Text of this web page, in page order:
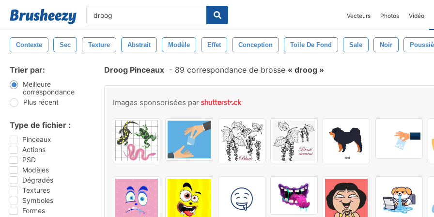
Vecteurs Photos Vidéo
Contexte Sec Texture Abstrait Modèle Effet Conception Toile De Fond Sale Noir
Trier par:
Meilleure
correspondance
Plus récent
Type de fichier :
Pinceaux
Actions
PSD
Modèles
Dégradés
Textures
Symboles
Formes
Droog Pinceaux - 89 correspondance de brosse droog
Images sponsorisées par